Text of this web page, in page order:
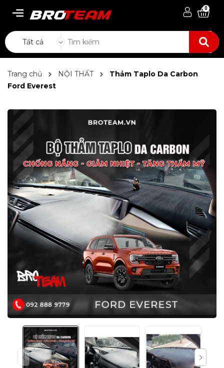
0
Tất cả
Trang chủ NỘI THẤT
Thảm Taplo Da Carbon
Ford Everest